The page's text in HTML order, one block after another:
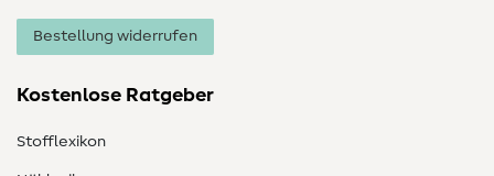
Bestellung widerrufen
Kostenlose Ratgeber
Stofflexikon